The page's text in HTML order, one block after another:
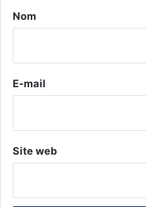
a
e
Nom
E-mail
Site web